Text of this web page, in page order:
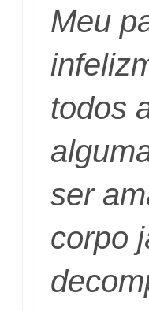
Meu
todos
ser
corpo